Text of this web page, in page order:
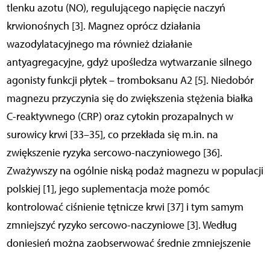
tlenku azotu (NO), regulującego napięcie naczyń
krwionośnych [3]. Magnez oprócz działania
wazodylatacyjnego ma również działanie
antyagregacyjne, gdyż upośledza wytwarzanie silnego
agonisty funkcji płytek – tromboksanu A2 [5]. Niedobór
magnezu przyczynia się do zwiększenia stężenia białka
C-reaktywnego (CRP) oraz cytokin prozapalnych w
surowicy krwi [33–35], co przekłada się m.in. na
zwiększenie ryzyka sercowo-naczyniowego [36].
Zważywszy na ogólnie niską podaż magnezu w populacji
polskiej [1], jego suplementacja może pomóc
kontrolować ciśnienie tętnicze krwi [37] i tym samym
zmniejszyć ryzyko sercowo-naczyniowe [3]. Według
doniesień można zaobserwować średnie zmniejszenie